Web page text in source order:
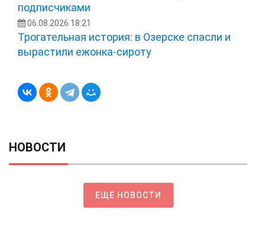
подписчиками
06.08.2026 18:21
Трогательная история: в Озерске спасли и
вырастили ежонка‑сироту
НОВОСТИ
ЕЩЕ НОВОСТИ